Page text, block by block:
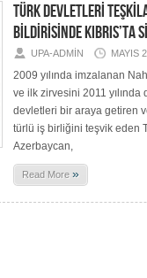
TÜRK DEVLETLERİ
BİLDİRİSİNDE KIBRIS’TA
UPA-ADMIN MAYIS
2009 yılında imzalanan
ve ilk zirvesini 2011
devletleri bir araya getiren
türlü iş birliğini teşvik eden
Azerbaycan,
Read More »